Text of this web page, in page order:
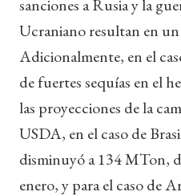
sanciones a Rusia y la
Ucraniano resultan en
Adicionalmente, en el
de fuertes sequías en el
las proyecciones de la
USDA, en el caso de
disminuyó a 134 MTon,
enero, y para el caso de